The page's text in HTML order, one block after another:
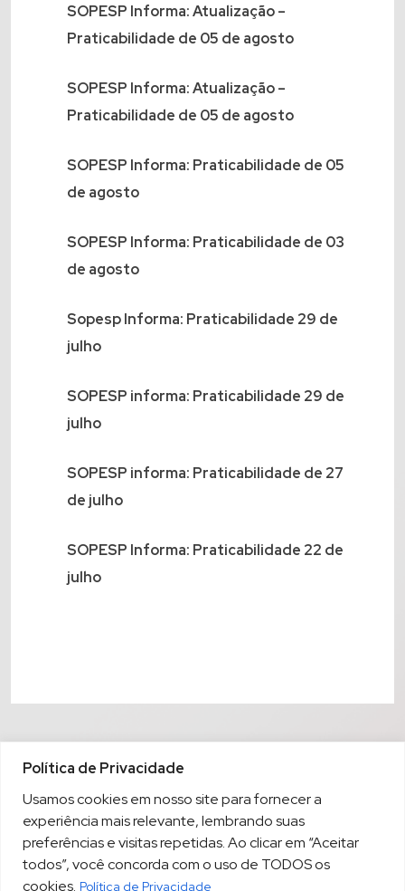
Política de Privacidade
Usamos cookies em nosso site para fornecer a
experiência mais relevante, lembrando suas
preferências e visitas repetidas. Ao clicar em “Aceitar
todos”, você concorda com o uso de TODOS os
cookies. Política de Privacidade
SOPESP Informa: Atualização –
Praticabilidade de 05 de agosto
SOPESP Informa: Atualização –
Praticabilidade de 05 de agosto
SOPESP Informa: Praticabilidade de 05
de agosto
SOPESP Informa: Praticabilidade de 03
de agosto
Sopesp Informa: Praticabilidade 29 de
julho
SOPESP informa: Praticabilidade 29 de
julho
SOPESP informa: Praticabilidade de 27
de julho
SOPESP Informa: Praticabilidade 22 de
julho